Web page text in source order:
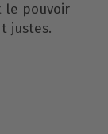
le pouvoir
justes.